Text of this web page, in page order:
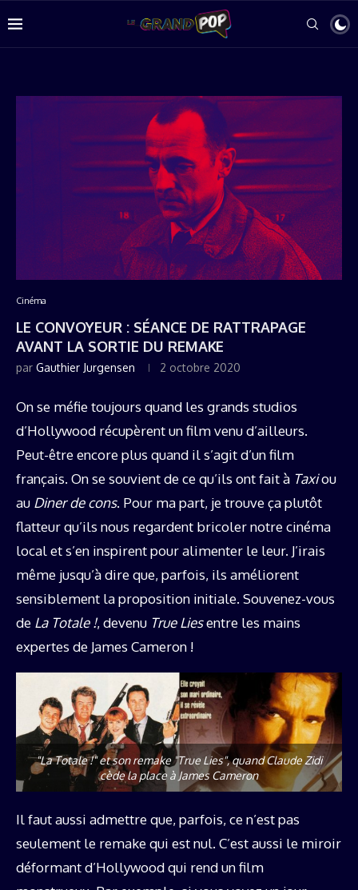
Cinéma
LE CONVOYEUR : SÉANCE DE RATTRAPAGE
AVANT LA SORTIE DU REMAKE
par Gauthier Jurgensen 2 octobre 2020
On se méfie toujours quand les grands studios
d’Hollywood récupèrent un film venu d’ailleurs.
Peut-être encore plus quand il s’agit d’un film
français. On se souvient de ce qu’ils ont fait à Taxiou
au Diner de cons. Pour ma part, je trouve ça plutôt
flatteur qu’ils nous regardent bricoler notre cinéma
local et s’en inspirent pour alimenter le leur. J’irais
même jusqu’à dire que, parfois, ils améliorent
sensiblement la proposition initiale. Souvenez-vous
de La Totale !, devenu True Liesentre les mains
expertes de James Cameron !
"La Totale !" et son remake "True Lies", quand Claude Zidi
cède la place à James Cameron
Il faut aussi admettre que, parfois, ce n’est pas
seulement le remake qui est nul. C’est aussi le miroir
déformant d’Hollywood qui rend un film